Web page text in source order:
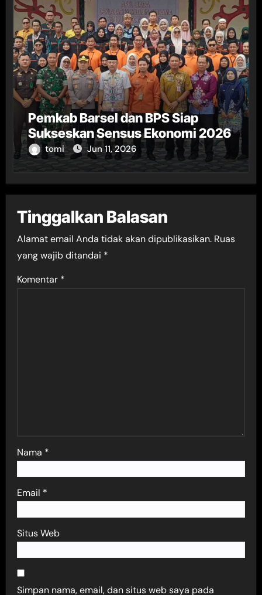
Pemkab Barsel dan BPS Siap
Sukseskan Sensus Ekonomi 2026
tomi Jun 11, 2026
Tinggalkan Balasan
Alamat email Anda tidak akan dipublikasikan. Ruas
yang wajib ditandai *
Komentar *
Nama *
Email *
Situs Web
Simpan nama, email, dan situs web saya pada